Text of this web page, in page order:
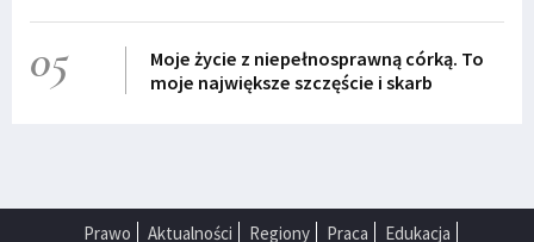
05
Moje życie z niepełnosprawną córką. To
moje największe szczęście i skarb
Prawo Aktualności Regiony Praca
Edukacja